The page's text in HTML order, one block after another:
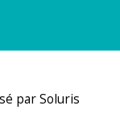
par Soluris